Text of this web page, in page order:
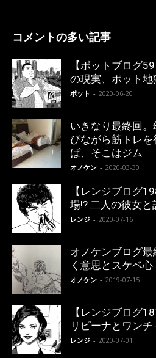
コメントの多い記事
【ポットブログ
の現実、ポット地
ポット - 2020-06-20
いきなり最終回
びながら筋トレ
ば、そこはジム
オノケン - 2020-03-30
【レンジブログ
場!? 二人の彼女と
レンジ - 2020-07-16
オノケンブログ
く意思とスケベ心
オノケン - 2019-07-15
【レンジブログ
リピーナとワン
レンジ - 2020-07-01